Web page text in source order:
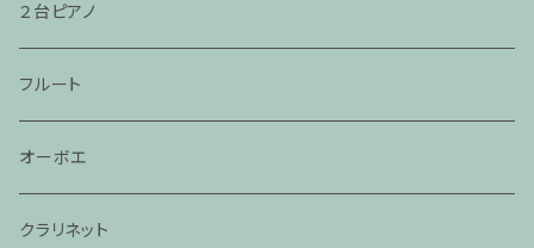
２台ピアノ
フルート
オーボエ
クラリネット